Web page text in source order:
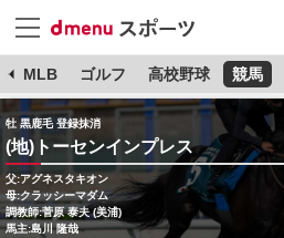
MLB ゴルフ 高校野球 競馬
牡 黒鹿毛 登録抹消
(地)トーセンインプレス
父:アグネスタキオン
母:クラッシーマダム
調教師:菅原 泰夫 (美浦)
馬主:島川 隆哉